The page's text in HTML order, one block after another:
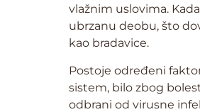
vlažnim uslovima.
ubrzanu deobu, što
kao bradavice.
Postoje određeni
sistem, bilo zbog
odbrani od virusne